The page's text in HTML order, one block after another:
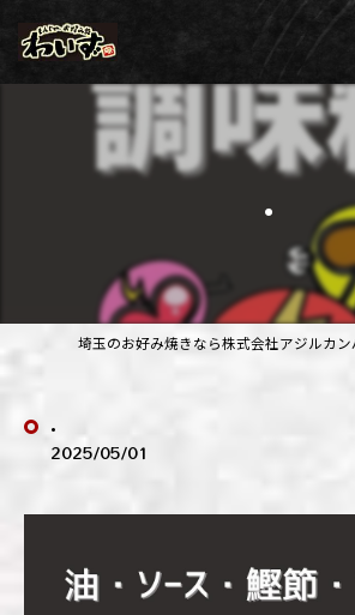
.
埼玉のお好み焼きなら株式会社アジルカン
.
2025/05/01